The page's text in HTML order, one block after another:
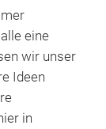
eine
wir unser
Ideen
in